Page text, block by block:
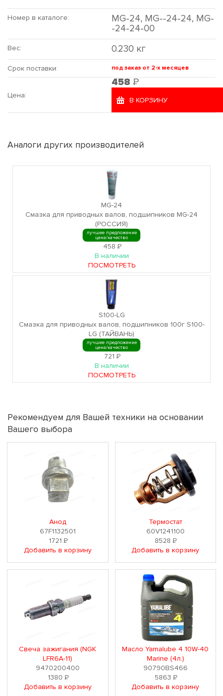
Номер в каталоге:
MG-24, MG--24-24, MG-
-24-24-00
Вес: 0.230 кг
Срок поставки: под заказ от 2-х месяцев
Цена:
458 Р
В КОРЗИНУ
Аналоги других производителей
MG-24
Смазка для приводных валов, подшипников MG-24
(РОССИЯ)
лучшее предложение
цена/качество
458 Р
В наличии
ПОСМОТРЕТЬ
S100-LG
Смазка для приводных валов, подшипников 100г S100-
LG (ТАЙВАНЬ)
лучшее предложение
цена/качество
721 Р
В наличии
ПОСМОТРЕТЬ
Рекомендуем для Вашей техники на основании
Вашего выбора
Анод
67F1132501
1721 Р
Добавить в корзину
Термостат
60V1241100
8528Р
Добавить в корзину
Свеча зажигания (NGK
LFR6A-11)
9470200400
1380 Р
Добавить в корзину
Масло Yamalube 4 10W-40
Marine (4л.)
90790BS466
5863 Р
Добавить в корзину